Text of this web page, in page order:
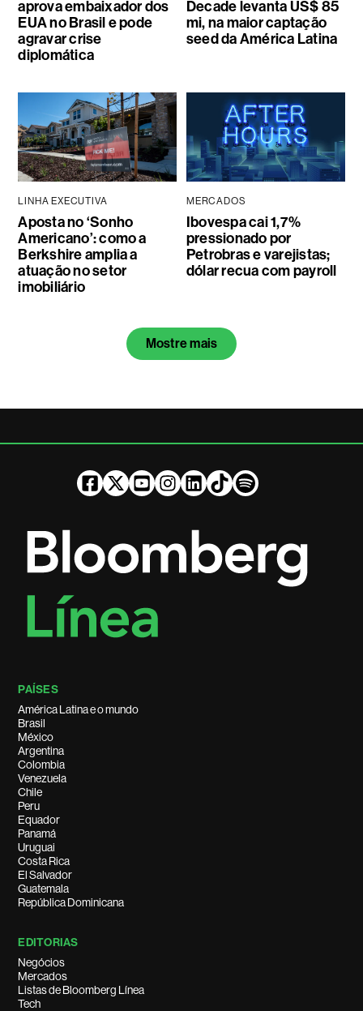
aprova embaixador dos
EUA no Brasil e pode
agravar crise
diplomática
Decade levanta US$ 85
mi, na maior captação
seed da América Latina
LINHA EXECUTIVA
Aposta no ‘Sonho
Americano’: como a
Berkshire amplia a
atuação no setor
imobiliário
MERCADOS
Ibovespa cai 1,7%
pressionado por
Petrobras e varejistas;
dólar recua com payroll
Mostre mais
PAÍSES
América Latina e o mundo
Brasil
México
Argentina
Colombia
Venezuela
Chile
Peru
Equador
Panamá
Uruguai
Costa Rica
El Salvador
Guatemala
República Dominicana
EDITORIAS
Negócios
Mercados
Listas de Bloomberg Línea
Tech